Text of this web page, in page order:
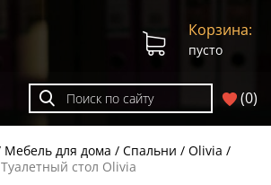
(0)
Корзина:
пусто
Мебель для дома Спальни
Olivia
Туалетный стол Olivia